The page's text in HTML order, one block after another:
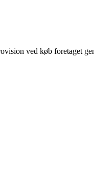
ved køb foretaget